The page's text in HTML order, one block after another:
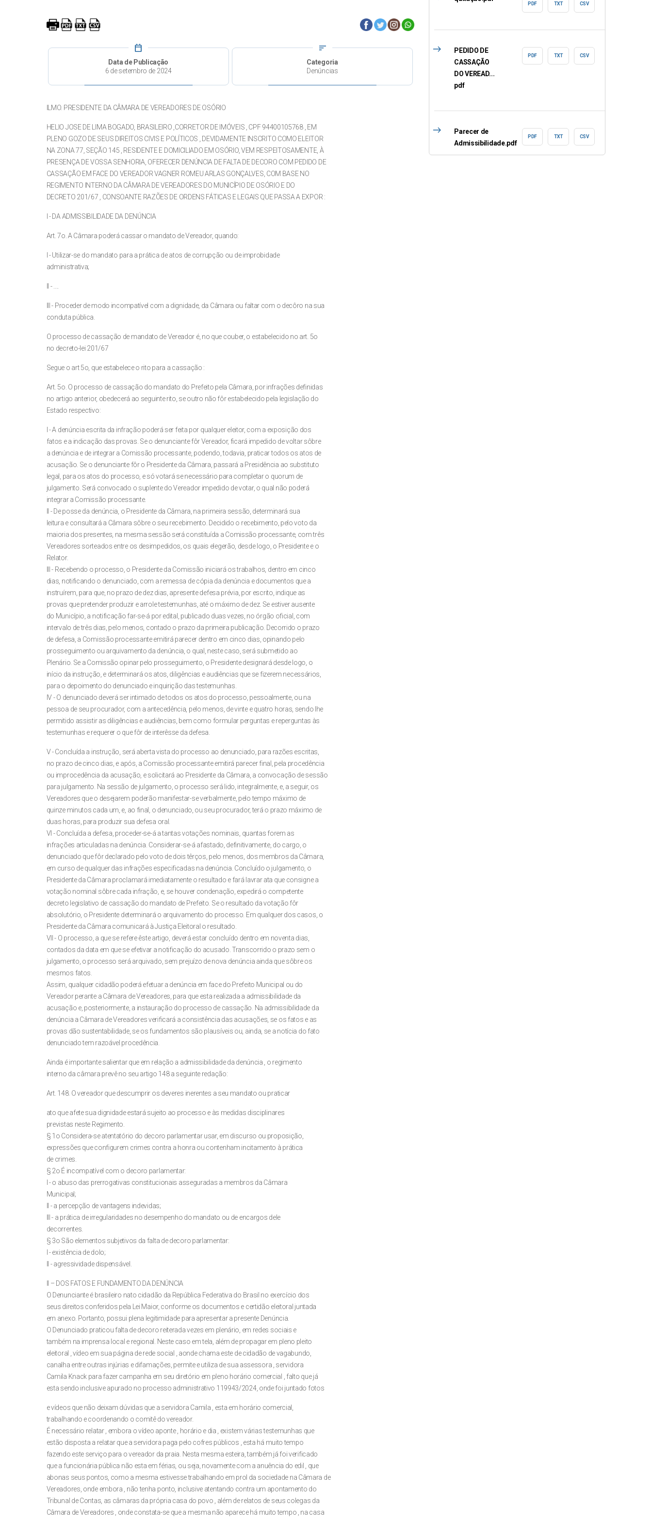
calendar_today
Data de Publicação
6 de setembro de 2024
sort
Categoria
Denúncias
ILMO. PRESIDENTE DA CÂMARA DE VEREADORES DE OSÓRIO
HELIO JOSE DE LIMA BOGADO, BRASILEIRO ,CORRETOR DE IMÓVEIS , CPF 94400105768 , EM
PLENO GOZO DE SEUS DIREITOS CIVIS E POLÍTICOS , DEVIDAMENTE INSCRITO COMO ELEITOR
NA ZONA 77, SEÇÃO 145 , RESIDENTE E DOMICILIADO EM OSÓRIO, VEM RESPEITOSAMENTE, À
PRESENÇA DE VOSSA SENHORIA, OFERECER DENÚNCIA DE FALTA DE DECORO COM PEDIDO DE
CASSAÇÃO EM FACE DO VEREADOR VAGNER ROMEU ARLAS GONÇALVES, COM BASE NO
REGIMENTO INTERNO DA CÂMARA DE VEREADORES DO MUNICÍPIO DE OSÓRIO E DO
DECRETO 201/67 , CONSOANTE RAZÕES DE ORDENS FÁTICAS E LEGAIS QUE PASSA A EXPOR :
I - DA ADMISSIBILIDADE DA DENÚNCIA
Art. 7o. A Câmara poderá cassar o mandato de Vereador, quando:
I - Utilizar-se do mandato para a prática de atos de corrupção ou de improbidade
administrativa;
II - ....
III - Proceder de modo incompatível com a dignidade, da Câmara ou faltar com o decôro na sua
conduta pública.
O processo de cassação de mandato de Vereador é, no que couber, o estabelecido no art. 5o
no decreto-lei 201/67
Segue o art 5o, que estabelece o rito para a cassação :
Art. 5o. O processo de cassação do mandato do Prefeito pela Câmara, por infrações definidas
no artigo anterior, obedecerá ao seguinte rito, se outro não fôr estabelecido pela legislação do
Estado respectivo:
I - A denúncia escrita da infração poderá ser feita por qualquer eleitor, com a exposição dos
fatos e a indicação das provas. Se o denunciante fôr Vereador, ficará impedido de voltar sôbre
a denúncia e de integrar a Comissão processante, podendo, todavia, praticar todos os atos de
acusação. Se o denunciante fôr o Presidente da Câmara, passará a Presidência ao substituto
legal, para os atos do processo, e só votará se necessário para completar o quorum de
julgamento. Será convocado o suplente do Vereador impedido de votar, o qual não poderá
integrar a Comissão processante.
II - De posse da denúncia, o Presidente da Câmara, na primeira sessão, determinará sua
leitura e consultará a Câmara sôbre o seu recebimento. Decidido o recebimento, pelo voto da
maioria dos presentes, na mesma sessão será constituída a Comissão processante, com três
Vereadores sorteados entre os desimpedidos, os quais elegerão, desde logo, o Presidente e o
Relator.
III - Recebendo o processo, o Presidente da Comissão iniciará os trabalhos, dentro em cinco
dias, notificando o denunciado, com a remessa de cópia da denúncia e documentos que a
instruírem, para que, no prazo de dez dias, apresente defesa prévia, por escrito, indique as
provas que pretender produzir e arrole testemunhas, até o máximo de dez. Se estiver ausente
do Município, a notificação far-se-á por edital, publicado duas vezes, no órgão oficial, com
intervalo de três dias, pelo menos, contado o prazo da primeira publicação. Decorrido o prazo
de defesa, a Comissão processante emitirá parecer dentro em cinco dias, opinando pelo
prosseguimento ou arquivamento da denúncia, o qual, neste caso, será submetido ao
Plenário. Se a Comissão opinar pelo prosseguimento, o Presidente designará desde logo, o
início da instrução, e determinará os atos, diligências e audiências que se fizerem necessários,
para o depoimento do denunciado e inquirição das testemunhas.
IV - O denunciado deverá ser intimado de todos os atos do processo, pessoalmente, ou na
pessoa de seu procurador, com a antecedência, pelo menos, de vinte e quatro horas, sendo lhe
permitido assistir as diligências e audiências, bem como formular perguntas e reperguntas às
testemunhas e requerer o que fôr de interêsse da defesa.
V - Concluída a instrução, será aberta vista do processo ao denunciado, para razões escritas,
no prazo de cinco dias, e após, a Comissão processante emitirá parecer final, pela procedência
ou improcedência da acusação, e solicitará ao Presidente da Câmara, a convocação de sessão
para julgamento. Na sessão de julgamento, o processo será lido, integralmente, e, a seguir, os
Vereadores que o desejarem poderão manifestar-se verbalmente, pelo tempo máximo de
quinze minutos cada um, e, ao final, o denunciado, ou seu procurador, terá o prazo máximo de
duas horas, para produzir sua defesa oral.
VI - Concluída a defesa, proceder-se-á a tantas votações nominais, quantas forem as
infrações articuladas na denúncia. Considerar-se-á afastado, definitivamente, do cargo, o
denunciado que fôr declarado pelo voto de dois têrços, pelo menos, dos membros da Câmara,
em curso de qualquer das infrações especificadas na denúncia. Concluído o julgamento, o
Presidente da Câmara proclamará imediatamente o resultado e fará lavrar ata que consigne a
votação nominal sôbre cada infração, e, se houver condenação, expedirá o competente
decreto legislativo de cassação do mandato de Prefeito. Se o resultado da votação fôr
absolutório, o Presidente determinará o arquivamento do processo. Em qualquer dos casos, o
Presidente da Câmara comunicará à Justiça Eleitoral o resultado.
VII - O processo, a que se refere êste artigo, deverá estar concluído dentro em noventa dias,
contados da data em que se efetivar a notificação do acusado. Transcorrido o prazo sem o
julgamento, o processo será arquivado, sem prejuízo de nova denúncia ainda que sôbre os
mesmos fatos.
Assim, qualquer cidadão poderá efetuar a denúncia em face do Prefeito Municipal ou do
Vereador perante a Câmara de Vereadores, para que esta realizada a admissibilidade da
acusação e, posteriormente, a instauração do processo de cassação. Na admissibilidade da
denúncia a Câmara de Vereadores verificará a consistência das acusações, se os fatos e as
provas dão sustentabilidade, se os fundamentos são plausíveis ou, ainda, se a notícia do fato
denunciado tem razoável procedência.
Ainda é importante salientar que em relação a admissibilidade da denúncia , o regimento
interno da câmara prevê no seu artigo 148 a seguinte redação:
Art. 148. O vereador que descumprir os deveres inerentes a seu mandato ou praticar
ato que afete sua dignidade estará sujeito ao processo e às medidas disciplinares
previstas neste Regimento.
§ 1o Considera-se atentatório do decoro parlamentar usar, em discurso ou proposição,
expressões que configurem crimes contra a honra ou contenham incitamento à prática
de crimes.
§ 2o É incompatível com o decoro parlamentar:
I - o abuso das prerrogativas constitucionais asseguradas a membros da Câmara
Municipal;
II - a percepção de vantagens indevidas;
III - a prática de irregularidades no desempenho do mandato ou de encargos dele
decorrentes.
§ 3o São elementos subjetivos da falta de decoro parlamentar:
I - existência de dolo;
II - agressividade dispensável.
II – DOS FATOS E FUNDAMENTO DA DENÚNCIA
O Denunciante é brasileiro nato cidadão da República Federativa do Brasil no exercício dos
seus direitos conferidos pela Lei Maior, conforme os documentos e certidão eleitoral juntada
em anexo. Portanto, possui plena legitimidade para apresentar a presente Denúncia.
O Denunciado praticou falta de decoro reiterada vezes em plenário, em redes sociais e
também na imprensa local e regional. Neste caso em tela, além de propagar em pleno pleito
eleitoral , vídeo em sua página de rede social , aonde chama este de cidadão de vagabundo,
canalha entre outras injúrias e difamações, permite e utiliza de sua assessora , servidora
Camila Knack para fazer campanha em seu diretório em pleno horário comercial , falto que já
esta sendo inclusive apurado no processo administrativo 119943/2024, onde foi juntado fotos
e vídeos que não deixam dúvidas que a servidora Camila , esta em horário comercial,
trabalhando e coordenando o comitê do vereador.
É necessário relatar , embora o vídeo aponte , horário e dia , existem várias testemunhas que
estão disposta a relatar que a servidora paga pelo cofres públicos , esta há muito tempo
fazendo este serviço para o vereador da praia. Nesta mesma esteira, também já foi verificado
que a funcionária pública não esta em férias, ou seja, novamente com a anuência do edil , que
abonas seus pontos, como a mesma estivesse trabalhando em prol da sociedade na Câmara de
Vereadores, onde embora , não tenha ponto, inclusive atentando contra um apontamento do
Tribunal de Contas, as câmaras da própria casa do povo , além de relatos de seus colegas da
Câmara de Vereadores , onde constata-se que a mesma não aparece há muito tempo , na casa
PDF TXT CSV
east
PEDIDO DE
CASSAÇÃO
DO VEREAD...
pdf
PDF TXT CSV
east
Parecer de
Admissibilidade.pdf
PDF TXT CSV